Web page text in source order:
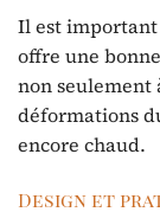
Il est
offre une
non seulement
déformations
encore chaud.
Design et